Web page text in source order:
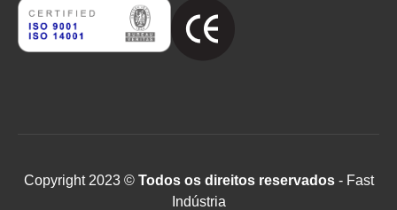
Copyright 2023 ©Todos os direitos reservados- Fast
Indústria